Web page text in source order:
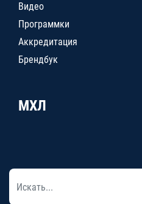
Видео
Программки
Аккредитация
Брендбук
МХЛ